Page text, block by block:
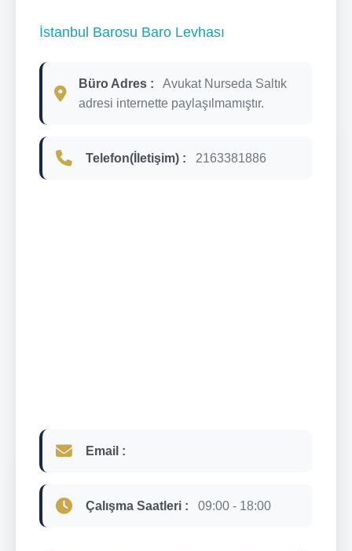
İstanbul Barosu Baro Levhası
Büro Adres :
Avukat Nurseda Saltık
adresi internette paylaşılmamıştır.
Telefon(İletişim) : 2163381886
Email :
Çalışma Saatleri : 09:00 - 18:00